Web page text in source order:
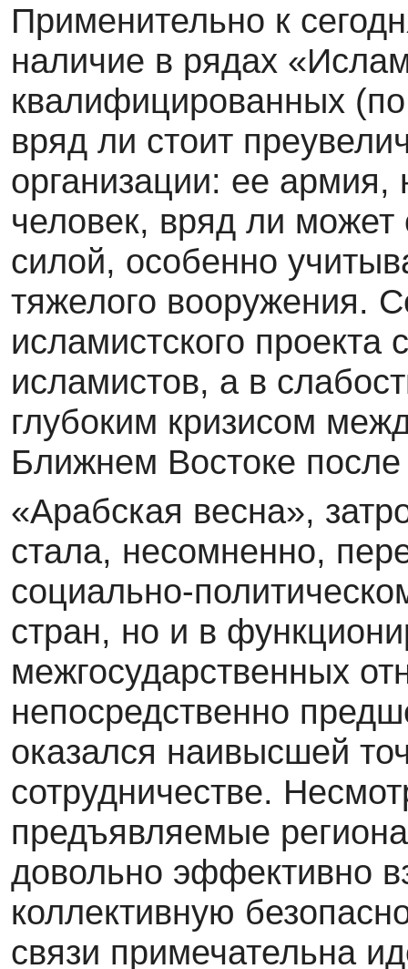
Применительно к
наличие в рядах
квалифицированных
вряд ли стоит
организации: ее
человек, вряд ли может
силой, особенно
тяжелого вооружения.
исламистского проекта
исламистов, а в
глубоким кризисом
Ближнем Востоке
«Арабская весна»,
стала, несомненно,
социально-
стран, но и в
межгосударственных
непосредственно
оказался наивысшей
сотрудничестве.
предъявляемые
довольно эффективно
коллективную
связи примечательна